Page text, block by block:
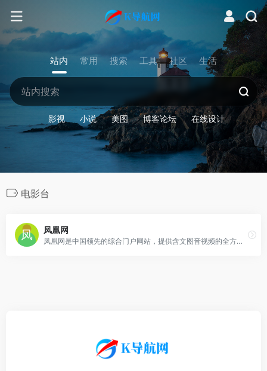
站内 常用 搜索 工具 社区 生活
影视 小说 美图 博客论坛 在线设计
电影台
凤凰网
凤凰网是中国领先的综合门户网站，提供含文图音视频的全方位综合新闻资讯、深度访谈、观点评论、财经产品、互动应用、分享社区等服务，同时与凤凰无线、凤凰宽频形成三屏联